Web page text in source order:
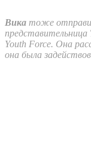
Вика тоже
представительница
Youth Force. Она
она была